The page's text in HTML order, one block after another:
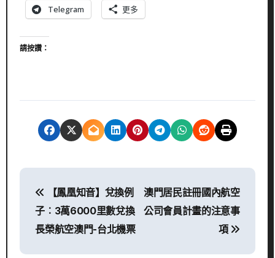
Telegram 更多
請按讚：
文
章
導
【鳳凰知音】兌換例
子︰3萬6000里數兌換
長榮航空澳門-台北機票
澳門居民註冊國內航空
公司會員計畫的注意事
項